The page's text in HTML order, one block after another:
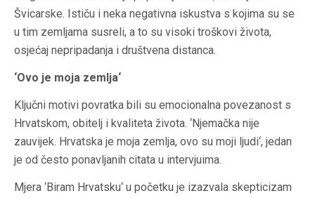
Švicarske. Ističu i neka negativna iskustva s kojima su se
u tim zemljama susreli, a to su visoki troškovi života,
osjećaj nepripadanja i društvena distanca.
‘Ovo je moja zemlja‘
Ključni motivi povratka bili su emocionalna povezanost s
Hrvatskom, obitelj i kvaliteta života. ‘Njemačka nije
zauvijek. Hrvatska je moja zemlja, ovo su moji ljudi‘, jedan
je od često ponavljanih citata u intervjuima.
Mjera ‘Biram Hrvatsku‘ u početku je izazvala skepticizam